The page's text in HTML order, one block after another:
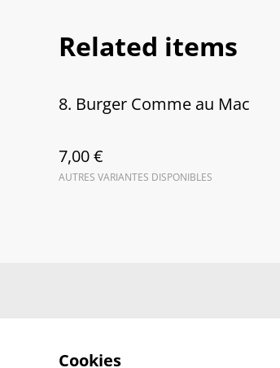
Related items
8. Burger Comme au Mac
7,00 €
AUTRES VARIANTES DISPONIBLES
Cookies